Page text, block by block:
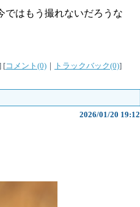
ではもう撮れないだろうな
[コメント(0) ｜ トラックバック(0)]
2026/01/20 19:12